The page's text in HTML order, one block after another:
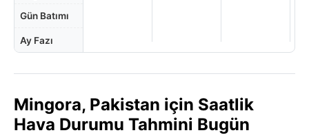
Gün Batımı
Ay Fazı
Mingora, Pakistan için Saatlik
Hava Durumu Tahmini Bugün